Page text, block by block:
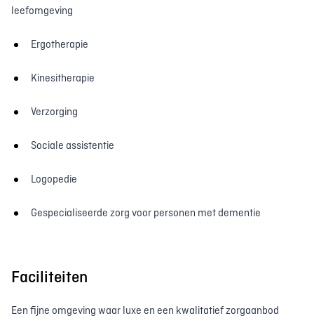
leefomgeving
Ergotherapie
Kinesitherapie
Verzorging
Sociale assistentie
Logopedie
Gespecialiseerde zorg voor personen met dementie
Faciliteiten
Een fijne omgeving waar luxe en een kwalitatief zorgaanbod